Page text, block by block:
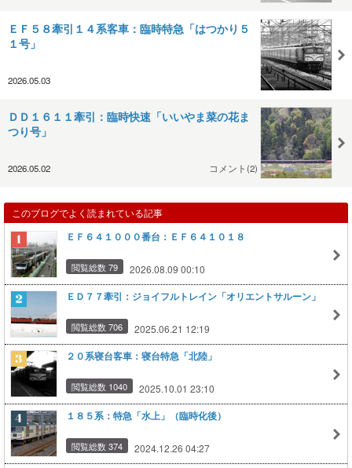
ＥＦ５８牽引１４系客車：臨時特急「はつかり５
１号」
2026.05.03
ＤＤ１６１１牽引：臨時快速「いいやま菜の花ま
つり号」
2026.05.02 コメント(2)
このブログでよく読まれている記事
ＥＦ６４１０００番台：ＥＦ６４１０１８
閲覧総数 79 2026.08.09 00:10
ＥＤ７７牽引：ジョイフルトレイン「オリエントサルーン」
閲覧総数 706 2025.06.21 12:19
２０系寝台客車：寝台特急「北陸」
閲覧総数 1040 2025.10.01 23:10
１８５系：特急「水上」（臨時化後）
閲覧総数 374 2024.12.26 04:27